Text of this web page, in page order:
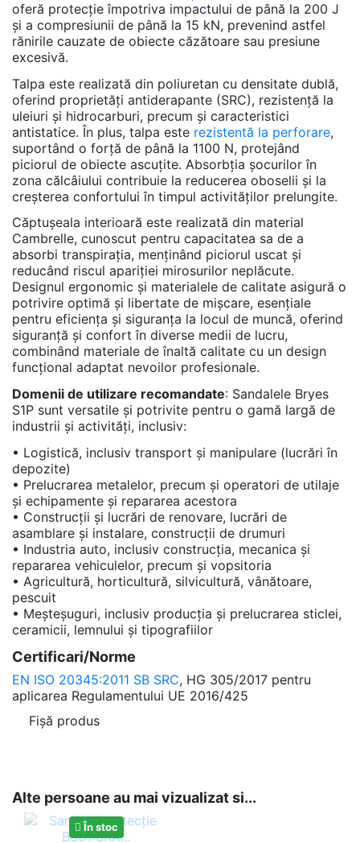
oferă protecție împotriva impactului de până la 200 J
și a compresiunii de până la 15 kN, prevenind astfel
rănirile cauzate de obiecte căzătoare sau presiune
excesivă.
Talpa este realizată din poliuretan cu densitate dublă,
oferind proprietăți antiderapante (SRC), rezistență la
uleiuri și hidrocarburi, precum și caracteristici
antistatice. În plus, talpa este rezistentă la perforare,
suportând o forță de până la 1100 N, protejând
piciorul de obiecte ascuțite. Absorbția șocurilor în
zona călcâiului contribuie la reducerea oboselii și la
creșterea confortului în timpul activităților prelungite.
Căptușeala interioară este realizată din material
Cambrelle, cunoscut pentru capacitatea sa de a
absorbi transpirația, menținând piciorul uscat și
reducând riscul apariției mirosurilor neplăcute.
Designul ergonomic și materialele de calitate asigură o
potrivire optimă și libertate de mișcare, esențiale
pentru eficiența și siguranța la locul de muncă, oferind
siguranță și confort în diverse medii de lucru,
combinând materiale de înaltă calitate cu un design
funcțional adaptat nevoilor profesionale.
Domenii de utilizare recomandate: Sandalele Bryes
S1P sunt versatile și potrivite pentru o gamă largă de
industrii și activități, inclusiv:
• Logistică, inclusiv transport și manipulare (lucrări în
depozite)
• Prelucrarea metalelor, precum și operatori de utilaje
și echipamente și repararea acestora
• Construcții și lucrări de renovare, lucrări de
asamblare și instalare, construcții de drumuri
• Industria auto, inclusiv construcția, mecanica și
repararea vehiculelor, precum și vopsitoria
• Agricultură, horticultură, silvicultură, vânătoare,
pescuit
• Meșteșuguri, inclusiv producția și prelucrarea sticlei,
ceramicii, lemnului și tipografiilor
Certificari/Norme
EN ISO 20345:2011 SB SRC, HG 305/2017 pentru
aplicarea Regulamentului UE 2016/425
Fișă produs
Alte persoane au mai vizualizat si...
În stoc